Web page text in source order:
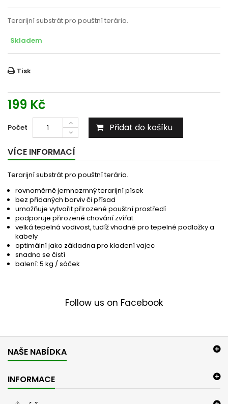
Terarijní substrát pro pouštní terária.
Skladem
Tisk
199 Kč
Počet Přidat do košíku
VÍCE INFORMACÍ
Terarijní substrát pro pouštní terária.
rovnoměrně jemnozrnný terarijní písek
bez přidaných barviv či přísad
umožňuje vytvořit přirozené pouštní prostředí
podporuje přirozené chování zvířat
velká tepelná vodivost, tudíž vhodné pro tepelné podložky a
kabely
optimální jako základna pro kladení vajec
snadno se čistí
balení: 5 kg / sáček
Follow us on Facebook
NAŠE NABÍDKA
INFORMACE